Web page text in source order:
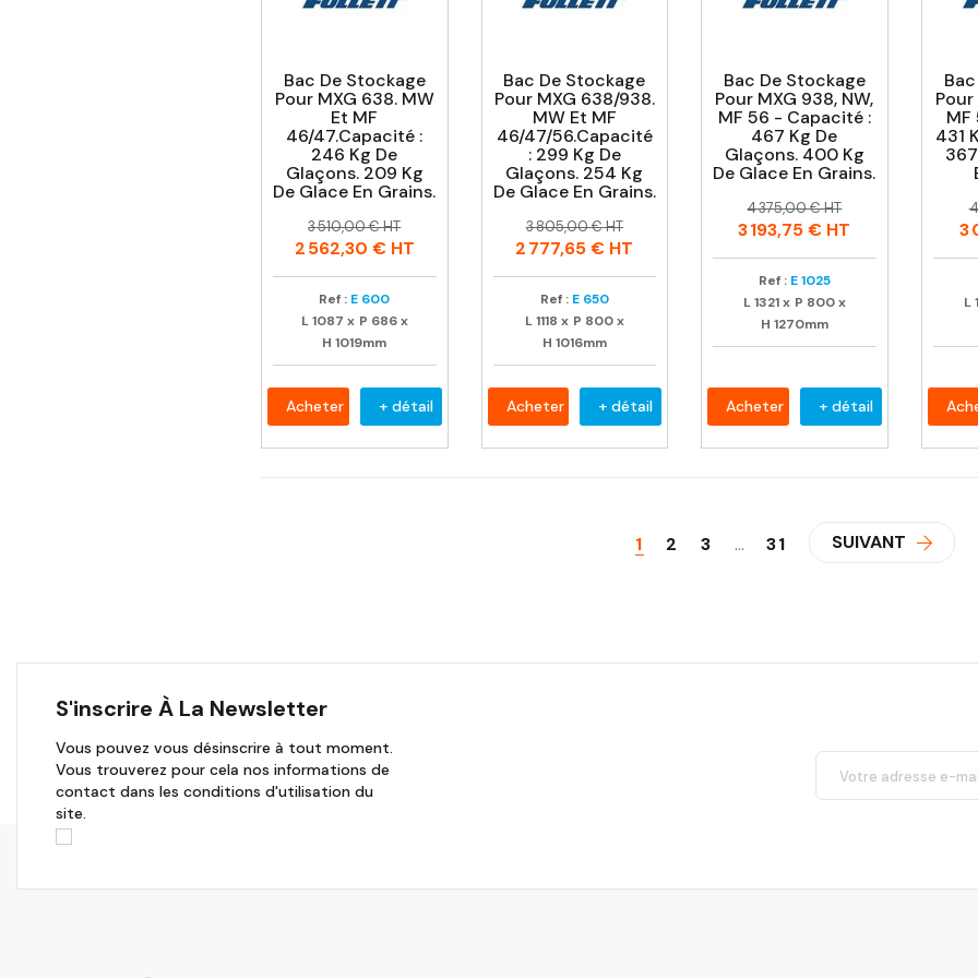
Bac De Stockage
Pour MXG 638. MW
Et MF
46/47.Capacité :
246 Kg De
Glaçons. 209 Kg
De Glace En Grains.
Prix
Prix
habituel
3 510,00 € HT
2 562,30 €HT
Ref : E 600
L 1087 x P 686 x
H 1019mm
Acheter + détail
Bac De Stockage
Pour MXG 638/938.
MW Et MF
46/47/56.Capacité
: 299 Kg De
Glaçons. 254 Kg
De Glace En Grains.
Prix
Prix
habituel
3 805,00 € HT
2 777,65 € HT
Ref : E 650
L1118 x P 800x
H 1016mm
Acheter + détail
Bac De Stockage
Pour MXG 938, NW,
MF 56 - Capacité :
467 Kg De
Glaçons. 400 Kg
De Glace En Grains.
Prix
Prix
habituel
4 375,00 € HT
3 193,75 € HT
Ref : E 1025
L1321x P 800x
H 1270mm
Acheter + détail
Pour
MF
431
3
L
1 2 3 … 31 SUIVANT
S'inscrire À La Newsletter
Vous pouvez vous désinscrire à tout moment.
Vous trouverez pour cela nos informations de
contact dans les conditions d'utilisation du
site.